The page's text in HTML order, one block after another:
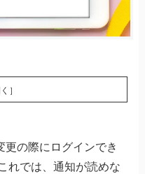
］
更の際にログインでき
れでは、通知が読めな